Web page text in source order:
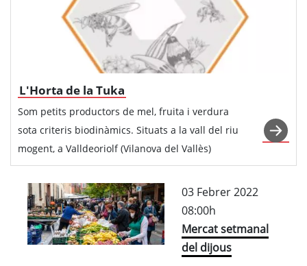
L'Horta de la Tuka
Som petits productors de mel, fruita i verdura
sota criteris biodinàmics. Situats a la vall del riu
mogent, a Valldeoriolf (Vilanova del Vallès)
03 Febrer 2022
08:00h
Mercat setmanal
del dijous